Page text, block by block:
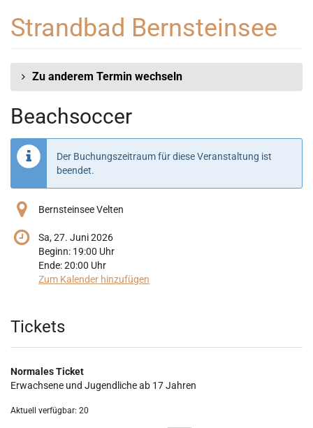
Haupt-
Strandbad Bernsteinsee
Zu anderem Termin wechseln
Beachsoccer
Der Buchungszeitraum für diese Veranstaltung ist
beendet.
Bernsteinsee Velten
Sa, 27. Juni 2026
Beginn: 19:00 Uhr
Ende:20:00 Uhr
Zum Kalender hinzufügen
Produkte
Tickets
Normales Ticket
Erwachsene und Jugendliche ab 17 Jahren
Aktuell verfügbar: 20